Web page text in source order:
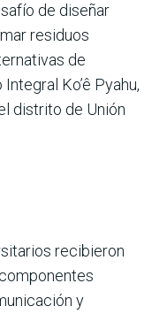
de diseñar
residuos
de
Ko’ê Pyahu,
distrito de Unión
recibieron
y